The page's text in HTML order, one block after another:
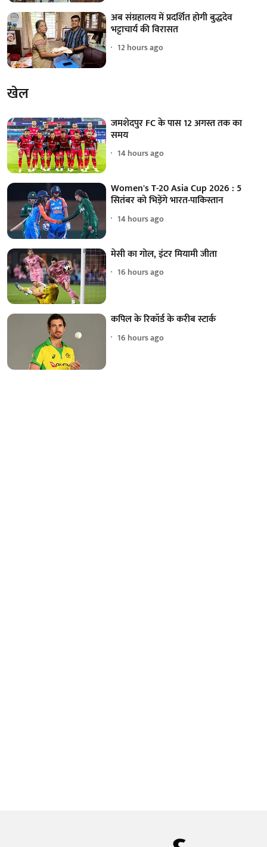
अब संग्रहालय में प्रदर्शित होगी बुद्धदेव
भट्टाचार्य की विरासत
12 hours ago
खेल
जमशेदपुर FC के पास 12 अगस्त तक का
समय
14 hours ago
Women's T-20 Asia Cup 2026 : 5
सितंबर को भिड़ेंगे भारत-पाकिस्तान
14 hours ago
मेसी का गोल, इंटर मियामी जीता
16 hours ago
कपिल के रिकॉर्ड के करीब स्टार्क
16 hours ago